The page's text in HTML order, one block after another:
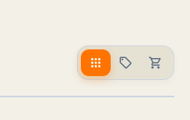
apps sell shopping_cart